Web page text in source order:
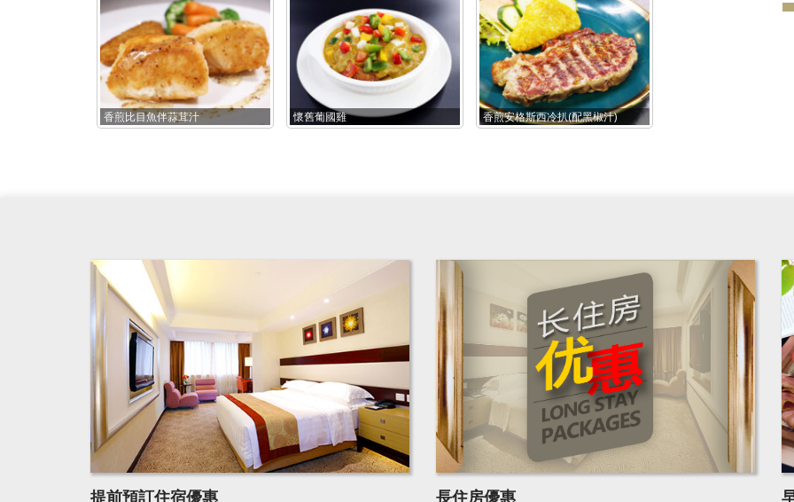
香煎比目魚伴蒜茸汁 懷舊葡國雞 香煎安格斯西冷扒(配黑椒汁)
提前預訂住宿優惠 長住房優惠